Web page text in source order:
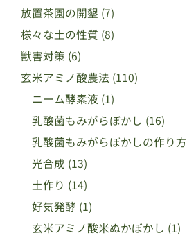
放置茶園の開墾 (7)
様々な土の性質 (8)
獣害対策 (6)
玄米アミノ酸農法 (110)
ニーム酵素液 (1)
乳酸菌もみがらぼかし (16)
乳酸菌もみがらぼかしの作り方
光合成 (13)
土作り (14)
好気発酵 (1)
玄米アミノ酸米ぬかぼかし (1)